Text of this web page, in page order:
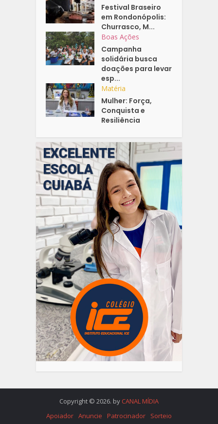
Festival Braseiro
em Rondonópolis:
Churrasco, M...
Boas Ações
Campanha
solidária busca
doações para levar
esp...
Matéria
Mulher: Força,
Conquista e
Resiliência
Copyright © 2026. by CANAL MÍDIA
Apoiador Anuncie Patrocinador Sorteio